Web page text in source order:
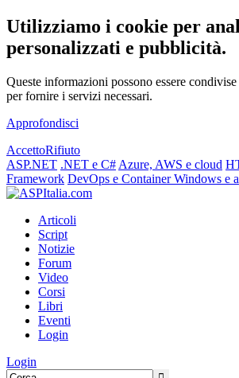
Utilizziamo i cookie per
personalizzati e pubblicità.
Queste informazioni possono essere
per fornire i servizi necessari.
Approfondisci
AccettoRifiuto
ASP.NET .NET e C# Azure, AWS e cloud
Framework DevOps e ContainerWindows e
Articoli
Script
Notizie
Forum
Video
Corsi
Libri
Eventi
Login
Login